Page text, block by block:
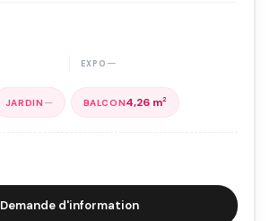
—
— 4,26 m2
Demande d'information